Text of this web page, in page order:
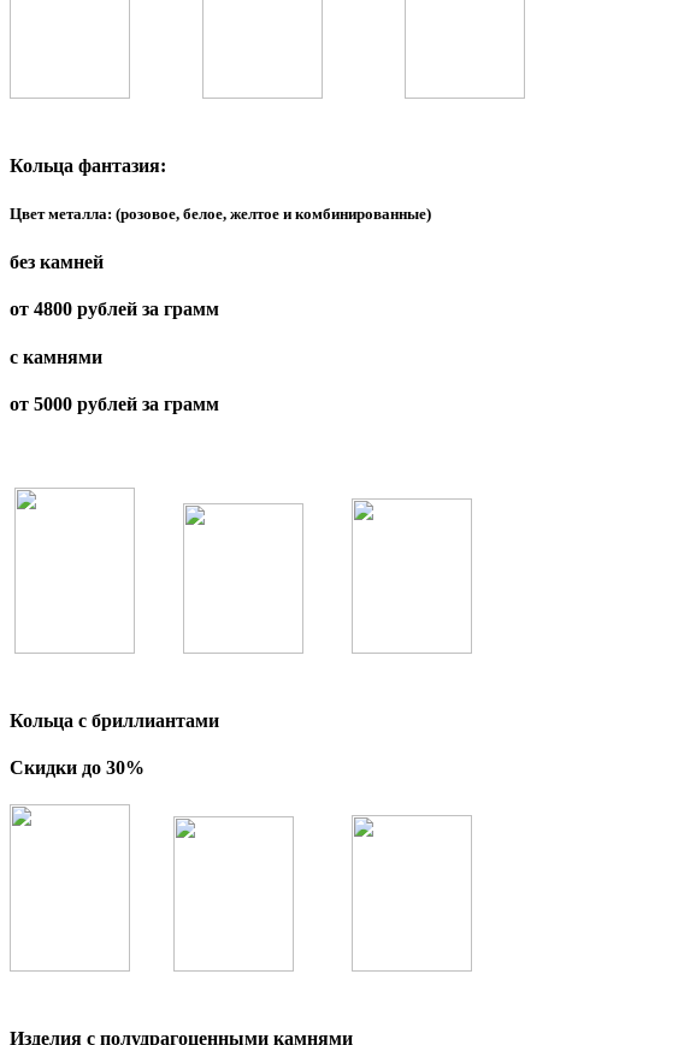
Кольца фантазия:
Цвет металла: (розовое, белое, желтое и комбинированные)
без камней
от 4800 рублей за грамм
с камнями
от 5000 рублей за грамм
Кольца с бриллиантами
Скидки до 30%
Изделия с полудрагоценными камнями